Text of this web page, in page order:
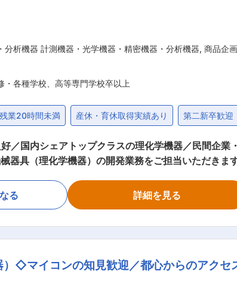
分析機器 計測機器・光学機器・精密機器・分析機器, 商品企
・各種学校、高等専門学校卒以上
残業20時間未満 産休・育休取得実績あり 第二新卒歓迎
／国内シェアトップクラスの理化学機器／民間企業
具（理化学機器）の開発業務をご担当いただきま
づくりの醍醐味を味わえます。 最先端の研究を支
者としても最先端の技術に関わることができます
る 詳細を見る
）◇マイコンの知見歓迎／都心からのアク